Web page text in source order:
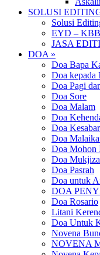
SOLUSI
Solusi
EYD –
JASA
DOA »
Doa Bapa
Doa kepada
Doa Pagi
Doa Sore
Doa Malam
Doa
Doa
Doa
Doa Mohon
Doa
Doa Pasrah
Doa untuk
DOA
Doa Rosario
Litani
Doa Untuk
Novena
NOVENA